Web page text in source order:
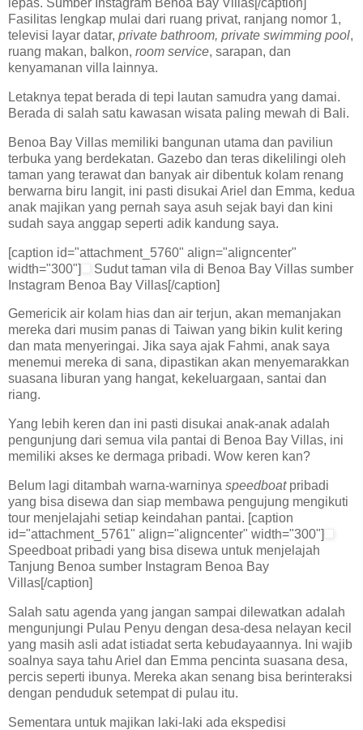
lepas. Sumber Instagram Benoa Bay Villas[/caption]
Fasilitas lengkap mulai dari ruang privat, ranjang nomor 1,
televisi layar datar, private bathroom, private swimming pool,
ruang makan, balkon, room service, sarapan, dan
kenyamanan villa lainnya.
Letaknya tepat berada di tepi lautan samudra yang damai.
Berada di salah satu kawasan wisata paling mewah di Bali.
Benoa Bay Villas memiliki bangunan utama dan paviliun
terbuka yang berdekatan. Gazebo dan teras dikelilingi oleh
taman yang terawat dan banyak air dibentuk kolam renang
berwarna biru langit, ini pasti disukai Ariel dan Emma, kedua
anak majikan yang pernah saya asuh sejak bayi dan kini
sudah saya anggap seperti adik kandung saya.
[caption id="attachment_5760" align="aligncenter"
width="300"]
Sudut taman vila di Benoa Bay Villas sumber
Instagram Benoa Bay Villas[/caption]
Gemericik air kolam hias dan air terjun, akan memanjakan
mereka dari musim panas di Taiwan yang bikin kulit kering
dan mata menyeringai. Jika saya ajak Fahmi, anak saya
menemui mereka di sana, dipastikan akan menyemarakkan
suasana liburan yang hangat, kekeluargaan, santai dan
riang.
Yang lebih keren dan ini pasti disukai anak-anak adalah
pengunjung dari semua vila pantai di Benoa Bay Villas, ini
memiliki akses ke dermaga pribadi. Wow keren kan?
Belum lagi ditambah warna-warninya speedboatpribadi
yang bisa disewa dan siap membawa pengujung mengikuti
tour menjelajahi setiap keindahan pantai. [caption
id="attachment_5761" align="aligncenter" width="300"]
Speedboat pribadi yang bisa disewa untuk menjelajah
Tanjung Benoa sumber Instagram Benoa Bay
Villas[/caption]
Salah satu agenda yang jangan sampai dilewatkan adalah
mengunjungi Pulau Penyu dengan desa-desa nelayan kecil
yang masih asli adat istiadat serta kebudayaannya. Ini wajib
soalnya saya tahu Ariel dan Emma pencinta suasana desa,
percis seperti ibunya. Mereka akan senang bisa berinteraksi
dengan penduduk setempat di pulau itu.
Sementara untuk majikan laki-laki ada ekspedisi